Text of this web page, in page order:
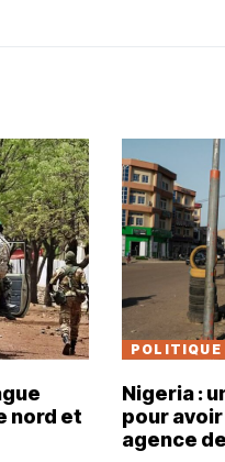
nord et
POLITIQUE
Nigeria :
pour
agence